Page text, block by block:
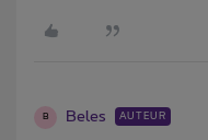
B Beles AUTEUR